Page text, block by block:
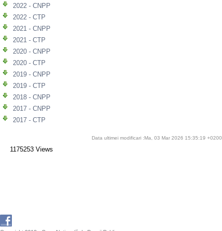
2022 - CNPP
2022 - CTP
2021 - CNPP
2021 - CTP
2020 - CNPP
2020 - CTP
2019 - CNPP
2019 - CTP
2018 - CNPP
2017 - CNPP
2017 - CTP
Data ultimei modificari :Ma, 03 Mar 2026 15:35:19 +0200
1175253 Views